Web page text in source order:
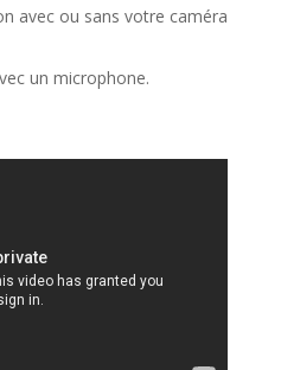
avec ou sans votre caméra
un microphone.